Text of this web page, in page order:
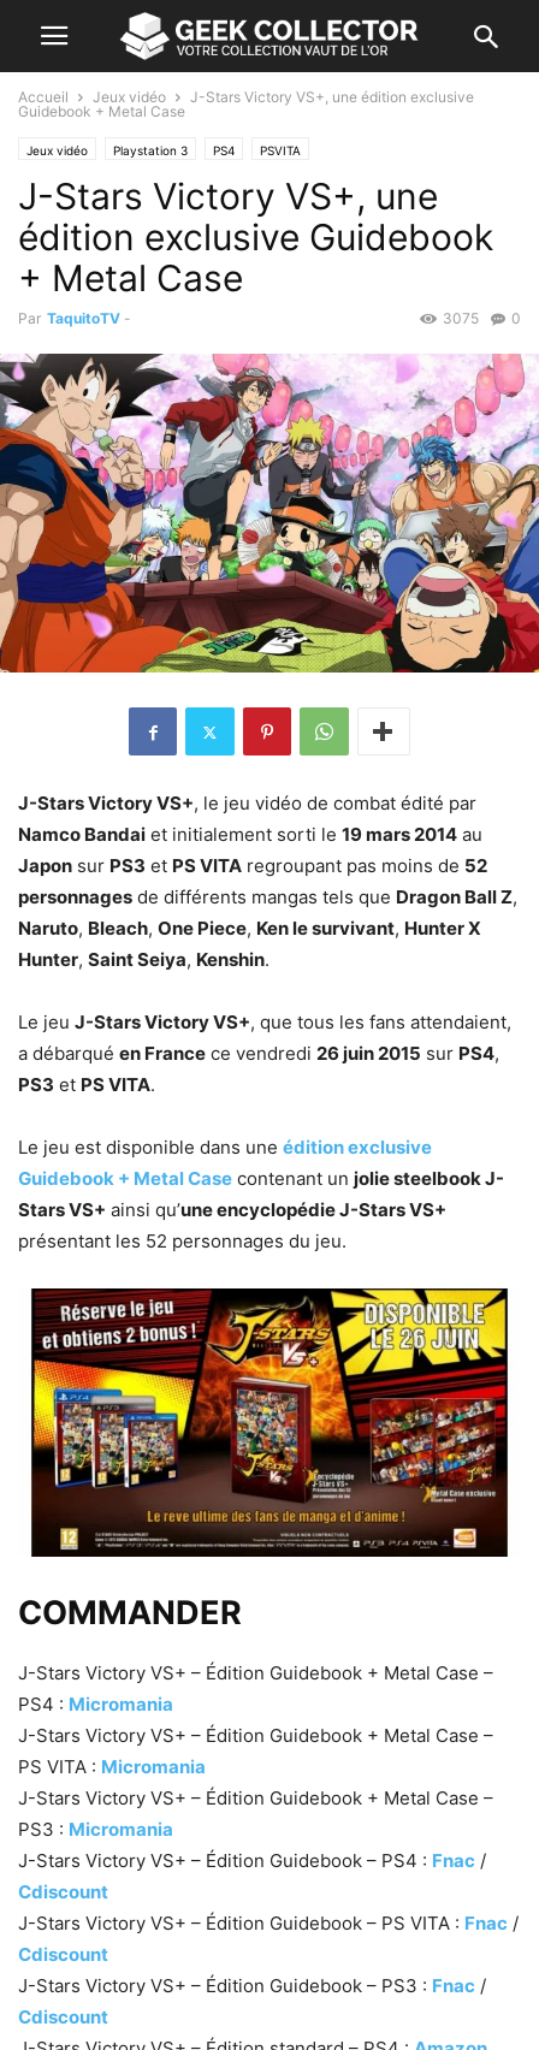
Accueil Jeux vidéo
J-Stars Victory VS+, une édition exclusive
Guidebook + Metal Case
Jeux vidéo Playstation 3 PS4 PSVITA
J-Stars Victory VS+, une
édition exclusive Guidebook
+ Metal Case
Par TaquitoTV - 0
3075
J-Stars Victory VS+, le jeu vidéo de combat édité par
Namco Bandai et initialement sorti le 19 mars 2014 au
Japon sur PS3 et PS VITA regroupant pas moins de 52
personnages de différents mangas tels que Dragon Ball Z,
Naruto, Bleach, One Piece, Ken le survivant, Hunter X
Hunter, Saint Seiya, Kenshin.
Le jeu J-Stars Victory VS+, que tous les fans attendaient,
a débarqué en France ce vendredi 26 juin 2015 sur PS4,
PS3 et PS VITA.
Le jeu est disponible dans une édition exclusive
Guidebook + Metal Case contenant un jolie steelbook J-
Stars VS+ ainsi qu’une encyclopédie J-Stars VS+
présentant les 52 personnages du jeu.
COMMANDER
J-Stars Victory VS+ – Édition Guidebook + Metal Case –
PS4 : Micromania
J-Stars Victory VS+ – Édition Guidebook + Metal Case –
PS VITA : Micromania
J-Stars Victory VS+ – Édition Guidebook + Metal Case –
PS3 : Micromania
J-Stars Victory VS+ – Édition Guidebook – PS4 : Fnac /
Cdiscount
J-Stars Victory VS+ – Édition Guidebook – PS VITA : Fnac /
Cdiscount
J-Stars Victory VS+ – Édition Guidebook – PS3 : Fnac /
Cdiscount